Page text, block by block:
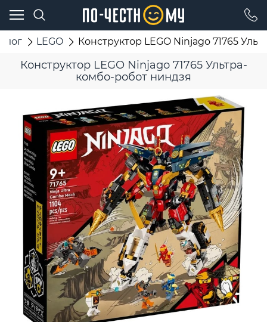
LEGO Конструктор LEGO Ninjago 71765
Конструктор LEGO Ninjago 71765 Ультра-
комбо-робот ниндзя